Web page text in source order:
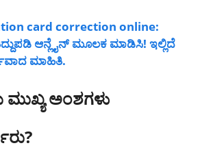
card correction online:
ಆನ್ಲೈನ್ ಮೂಲಕ ಮಾಡಿಸಿ! ಇಲ್ಲಿದೆ
ಮಾಹಿತಿ.
ಅಂಶಗಳು